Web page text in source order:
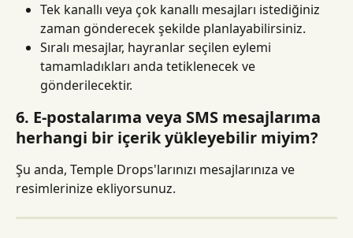
Tek kanallı veya çok kanallı mesajları istediğiniz
zaman gönderecek şekilde planlayabilirsiniz.
Sıralı mesajlar, hayranlar seçilen eylemi
tamamladıkları anda tetiklenecek ve
gönderilecektir.
6. E-postalarıma veya SMS mesajlarıma
herhangi bir içerik yükleyebilir miyim?
Şu anda, Temple Drops'larınızı mesajlarınıza ve
resimlerinize ekliyorsunuz.